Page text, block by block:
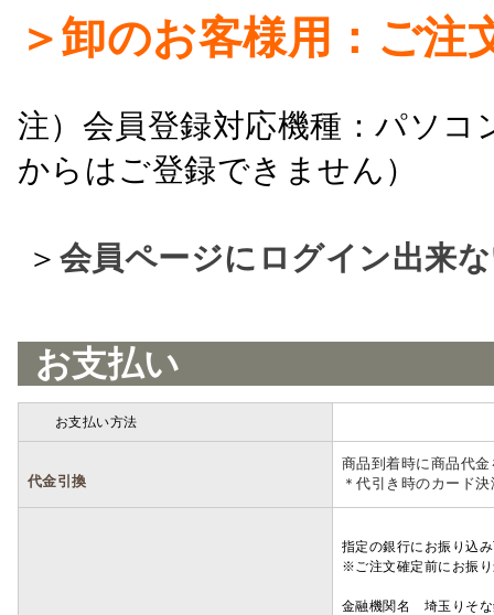
＞卸のお客様用：ご注
注）会員登録対応機種：パソ
からはご登録できません）
＞ 会員ページにログイン出来
お支払い
お支払い方法
代金引換
商品到着時に商品代
＊代引き時のカード
指定の銀行にお振り込
※ご注文確定前にお振
金融機関名 埼玉りそ